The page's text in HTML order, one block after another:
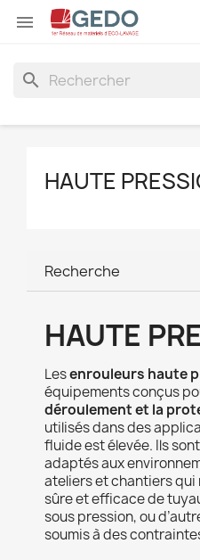

search
HAUTE
Recherche
HAUTE
Lesenrouleurs haute
équipements conçus
déroulement et la
utilisés dans des
fluide est élevée. Ils
adaptés aux
ateliers et chantiers
sûre et efficace de
sous pression, ou
soumis à des